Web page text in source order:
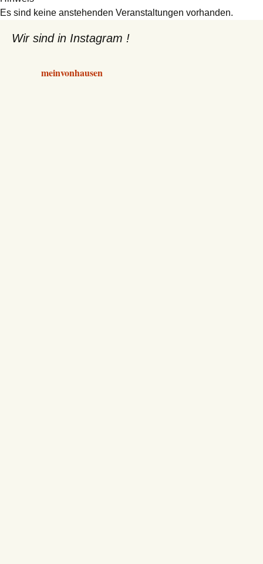
Es sind keine anstehenden Veranstaltungen vorhanden.
Wir sind in Instagram !
meinvonhausen